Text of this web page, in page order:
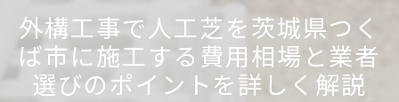
外構工事で人工芝を茨城県つく
ば市に施工する費用相場と業者
選びのポイントを詳しく解説